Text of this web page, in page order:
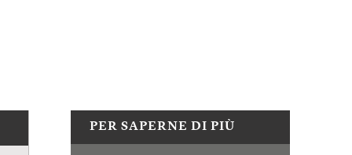
PER SAPERNE DI PIÙ